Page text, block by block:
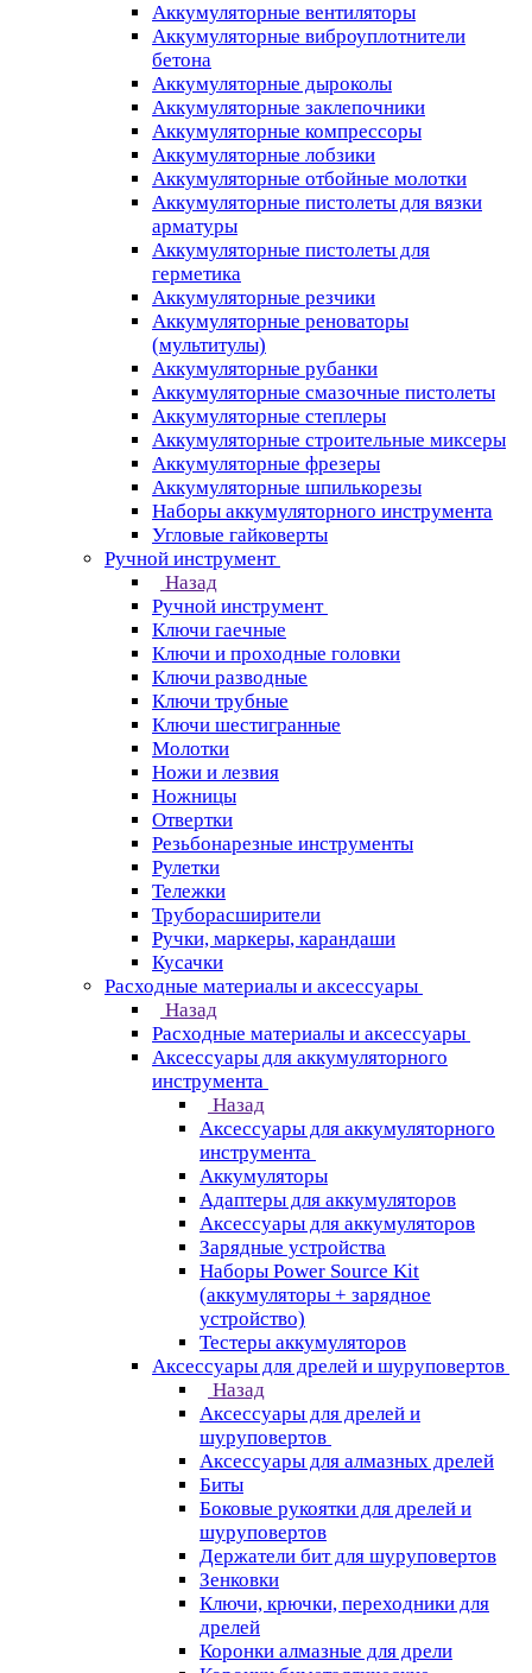
Аккумуляторные вентиляторы
Аккумуляторные виброуплотнители
бетона
Аккумуляторные дыроколы
Аккумуляторные заклепочники
Аккумуляторные компрессоры
Аккумуляторные лобзики
Аккумуляторные отбойные молотки
Аккумуляторные пистолеты для вязки
арматуры
Аккумуляторные пистолеты для
герметика
Аккумуляторные резчики
Аккумуляторные реноваторы
(мультитулы)
Аккумуляторные рубанки
Аккумуляторные смазочные пистолеты
Аккумуляторные степлеры
Аккумуляторные строительные миксеры
Аккумуляторные фрезеры
Аккумуляторные шпилькорезы
Наборы аккумуляторного инструмента
Угловые гайковерты
Ручной инструмент
Назад
Ручной инструмент
Ключи гаечные
Ключи и проходные головки
Ключи разводные
Ключи трубные
Ключи шестигранные
Молотки
Ножи и лезвия
Ножницы
Отвертки
Резьбонарезные инструменты
Рулетки
Тележки
Труборасширители
Ручки, маркеры, карандаши
Кусачки
Расходные материалы и аксессуары
Назад
Расходные материалы и аксессуары
Аксессуары для аккумуляторного
инструмента
Назад
Аксессуары для аккумуляторного
инструмента
Aккумуляторы
Адаптеры для аккумуляторов
Аксессуары для аккумуляторов
Зарядные устройства
Наборы Power Source Kit
(аккумуляторы + зарядное
устройство)
Тестеры аккумуляторов
Аксессуары для дрелей и шуруповертов
Назад
Аксессуары для дрелей и
шуруповертов
Аксессуары для алмазных дрелей
Биты
Боковые рукоятки для дрелей и
шуруповертов
Держатели бит для шуруповертов
Зенковки
Ключи, крючки, переходники для
дрелей
Коронки алмазные для дрели